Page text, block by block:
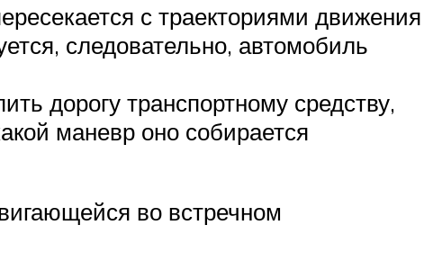
с траекториями движения
следовательно, автомобиль
дорогу транспортному средству,
маневр оно собирается
во встречном